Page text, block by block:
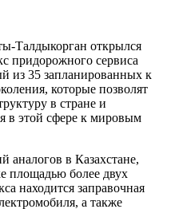
Талдыкорган открылся
придорожного сервиса
из 35 запланированных к
которые позволят
в стране и
в этой сфере к мировым
в Казахстане,
площадью более двух
находится заправочная
а также